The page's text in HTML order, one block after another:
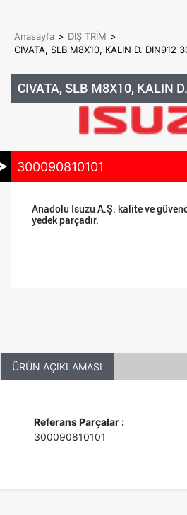
Anasayfa > DIŞ TRİM >
CIVATA, SLB M8X10, KALIN D. DIN912
CIVATA, SLB M8X10, KALIN
300090810101
Anadolu Isuzu A.Ş. kalite ve
yedek parçadır.
ÜRÜN AÇIKLAMASI
Referans Parçalar :
300090810101